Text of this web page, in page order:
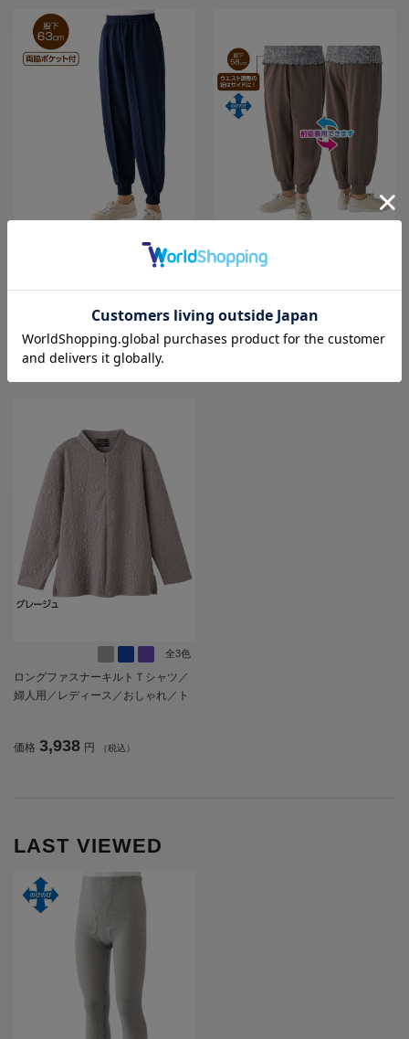
全2色
レディースカットらくらくホッピン
価格 2,728 円 （税込）
レディースまえむきホッピングパン
【CF】
全3色
ロングファスナーキルトＴシャツ／
婦人用／レディース／おしゃれ／ト
価格 3,938 円 （税込）
LAST VIEWED